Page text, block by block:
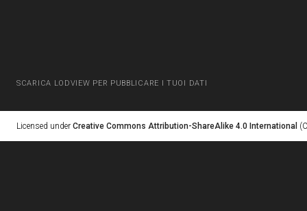
SCARICA LODVIEW PER PUBBLICARE I TUOI DATI
Licensed under Creative Commons Attribution-ShareAlike 4.0 International